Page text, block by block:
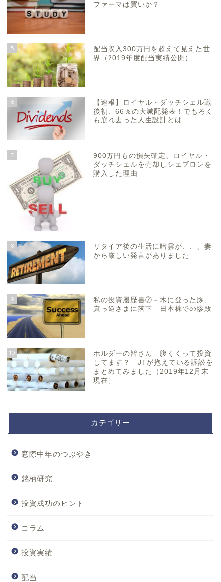
ファーマは買いか？
5
配当収入300万円を超えて見えた世
界（2019年度配当実績公開）
6
【速報】ロイヤル・ダッチシェル戦
後初、66％の大減配発表！でもろく
も崩れ去った人生設計とは
7
900万円もの損失確定、ロイヤル・
ダッチシェルを売却しシェブロンを
購入した理由
8
リタイア後の生活に暗雲が、、、妻
から厳しい発言がありました
9
私の投資履歴書⑦－木に登った豚、
真っ逆さまに落下 日本株での惨敗
10
ホルダーの皆さん 腹くくって投資
してます？ JTが抱えている訴訟を
まとめてみました（2019年12月末
現在）
カテゴリー
窓際中年のつぶやき
銘柄研究
投資成功のヒント
コラム
投資実績
配当